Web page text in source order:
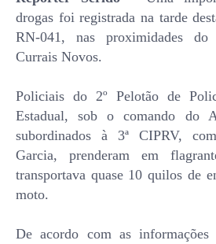
drogas foi registrada na tarde
RN-041, nas proximidades
Currais Novos.
Policiais do 2º Pelotão de
Estadual, sob o comando do
subordinados à 3ª CIPRV,
Garcia, prenderam em
transportava quase 10 quilos de
moto.
De acordo com as informações